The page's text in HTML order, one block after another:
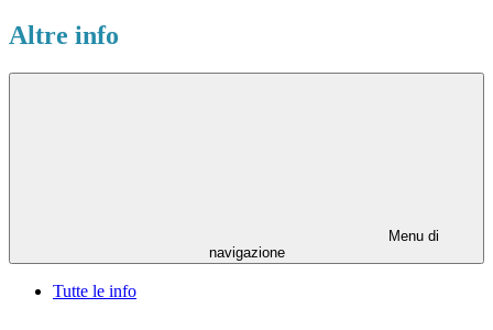
Altre info
Menu di
navigazione
Tutte le info